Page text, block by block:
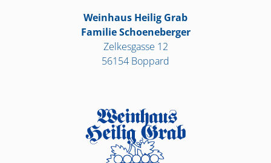
Weinhaus Heilig Grab
Familie Schoeneberger
Zelkesgasse 12
56154 Boppard